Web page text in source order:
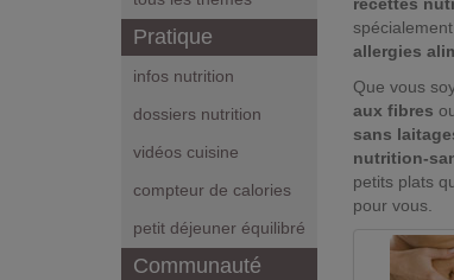
Pratique
infos nutrition
dossiers nutrition
vidéos cuisine
compteur de calories
petit déjeuner équilibré
Communauté
allergies
Que vous
aux fibres
sans
nutrition-
petits plats
pour vous.